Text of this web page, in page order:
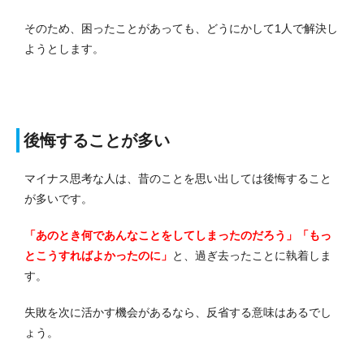
そのため、困ったことがあっても、どうにかして1人で解決し
ようとします。
後悔することが多い
マイナス思考な人は、昔のことを思い出しては後悔すること
が多いです。
「あのとき何であんなことをしてしまったのだろう」「もっ
とこうすればよかったのに」 と、過ぎ去ったことに執着しま
す。
失敗を次に活かす機会があるなら、反省する意味はあるでし
ょう。